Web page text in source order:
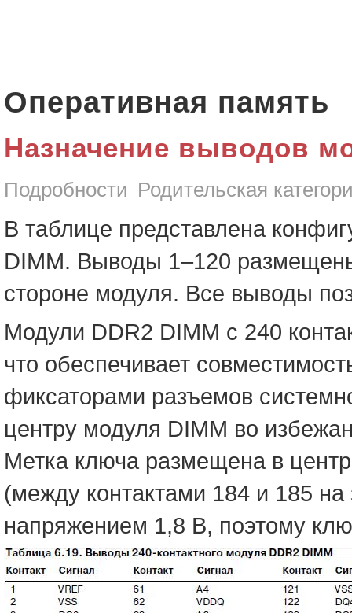
Оперативная память
Назначение выводов
Подробности Родительская
В таблице представлена
DIMM. Выводы 1–120
стороне модуля. Все выводы
Модули DDR2 DIMM c 240
что обеспечивает
фиксаторами разъемов
центру модуля DIMM во
Метка ключа размещена в
(между контактами 184 и 185
напряжением 1,8 В, поэтому